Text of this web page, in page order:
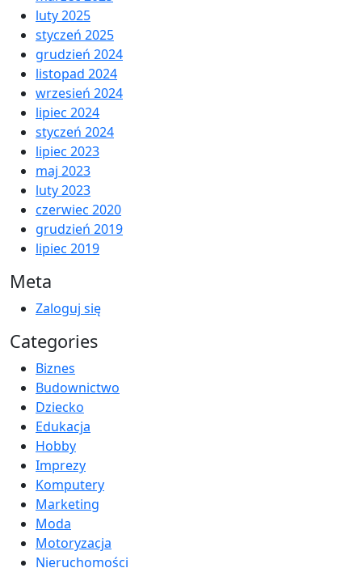
luty 2025
styczeń 2025
grudzień 2024
listopad 2024
wrzesień 2024
lipiec 2024
styczeń 2024
lipiec 2023
maj 2023
luty 2023
czerwiec 2020
grudzień 2019
lipiec 2019
Meta
Zaloguj się
Categories
Biznes
Budownictwo
Dziecko
Edukacja
Hobby
Imprezy
Komputery
Marketing
Moda
Motoryzacja
Nieruchomości